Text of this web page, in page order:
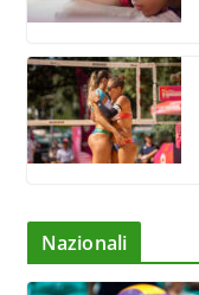
Nazionali